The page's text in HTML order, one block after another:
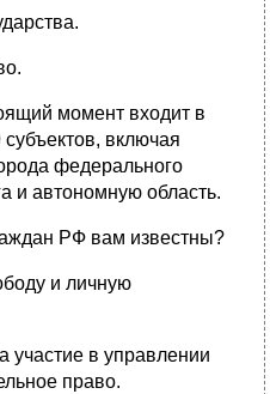
момент входит в
включая
федерального
и автономную область.
РФ вам известны?
и личную
участие в управлении
право.